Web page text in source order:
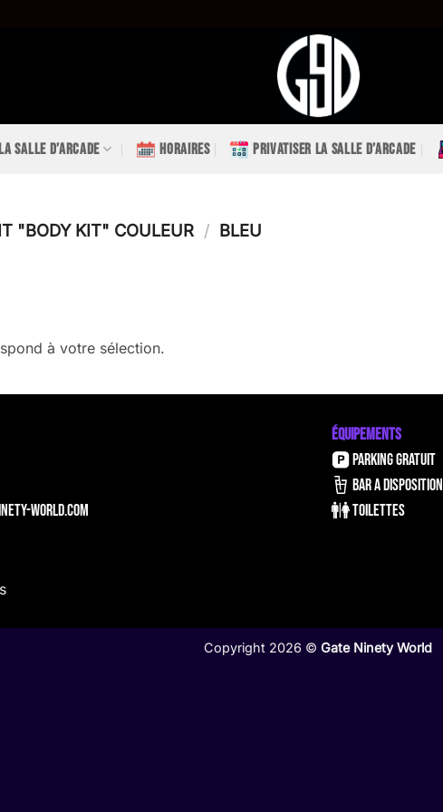
LA SALLE D’ARCADE HORAIRES PRIVATISER LA SALLE D’ARCADE
"BODY KIT" COULEUR / BLEU
à votre sélection.
world.com
ÉQUIPEMENTS
PARKING GRATUIT
BAR A DISPOSITION
TOILETTES
Copyright 2026 © Gate Ninety World